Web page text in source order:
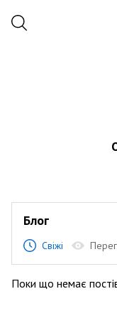
Блог
Свіжі
Поки що немає